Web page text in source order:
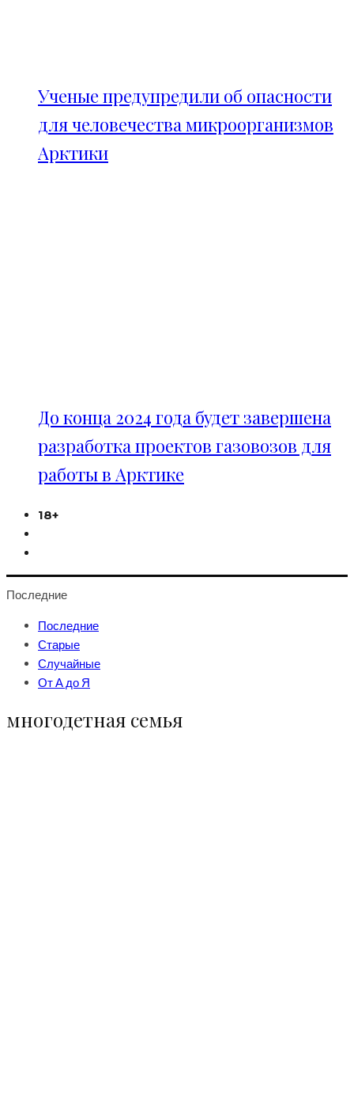
Ученые предупредили об опасности
для человечества микроорганизмов
Арктики
До конца 2024 года будет завершена
разработка проектов газовозов для
работы в Арктике
18+
Последние
Последние
Старые
Случайные
От А до Я
многодетная семья